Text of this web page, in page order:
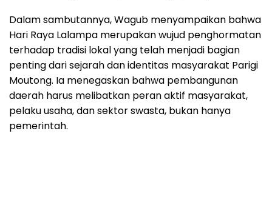
Dalam sambutannya, Wagub menyampaikan bahwa
Hari Raya Lalampa merupakan wujud penghormatan
terhadap tradisi lokal yang telah menjadi bagian
penting dari sejarah dan identitas masyarakat Parigi
Moutong. Ia menegaskan bahwa pembangunan
daerah harus melibatkan peran aktif masyarakat,
pelaku usaha, dan sektor swasta, bukan hanya
pemerintah.